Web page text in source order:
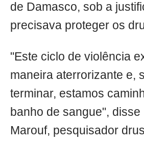
de Damasco, sob a
precisava proteger os
"Este ciclo de violência
maneira aterrorizante e,
terminar, estamos
banho de sangue", disse
Marouf, pesquisador